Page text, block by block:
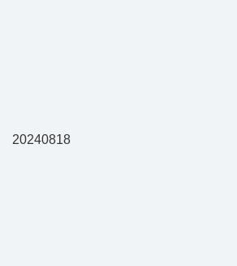
20240818